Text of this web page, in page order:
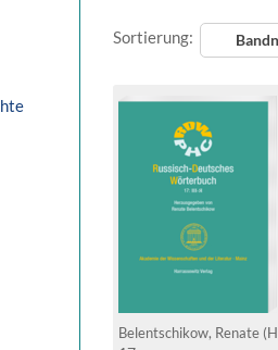
Sortierung:
Belentschikow, Renate